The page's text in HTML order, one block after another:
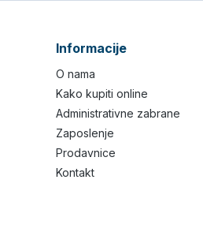
Informacije
O nama
Kako kupiti online
Administrativne zabrane
Zaposlenje
Prodavnice
Kontakt